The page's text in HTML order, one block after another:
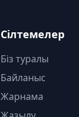
Сілтемелер
Біз туралы
Байланыс
Жарнама